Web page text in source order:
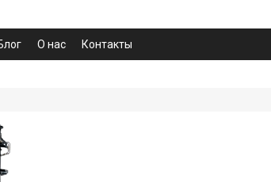
О нас Контакты